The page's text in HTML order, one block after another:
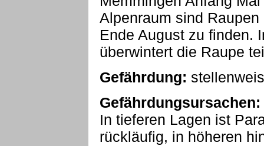
Alpenraum sind
Ende August zu finden.
überwintert die Raupe
Gefährdung:
Gefährdungsursachen:
In tieferen Lagen ist
rückläufig, in höheren